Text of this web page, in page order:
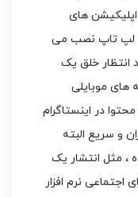
های
لپ تاپ نصب می
انتظار خلق یک
های موبایلی
در اینستاگرام
و سریع البته
، مثل انتشار یک
نرم افزار